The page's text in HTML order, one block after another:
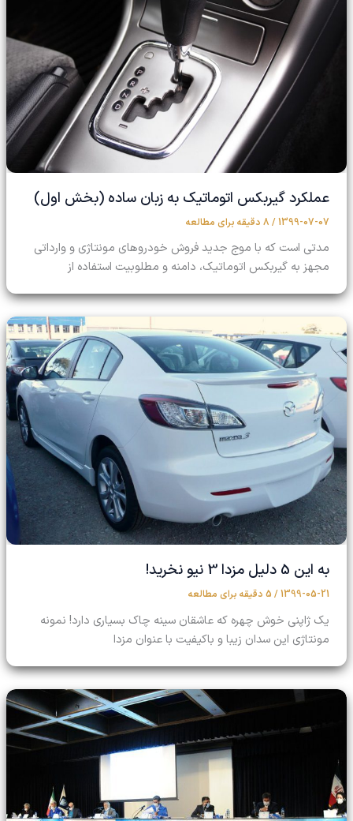
عملکرد گیربکس اتوماتیک به زبان ساده (بخش اول)
1399-07-07
/ 8 دقیقه برای مطالعه
مدتی است که با موج جدید فروش خودروهای مونتاژی و وارداتی
مجهز به گیربکس اتوماتیک، دامنه و مطلوبیت استفاده از
به این 5 دلیل مزدا 3 نیو نخرید!
1399-05-21
/ 5 دقیقه برای مطالعه
یک ژاپنی خوش چهره که عاشقان سینه چاک بسیاری دارد! نمونه
مونتاژی این سدان زیبا و باکیفیت با عنوان مزدا